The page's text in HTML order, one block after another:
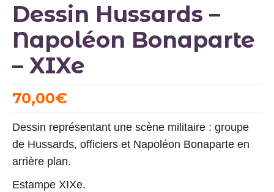
Dessin Hussards –
Napoléon Bonaparte
– XIXe
70,00€
Dessin représentant une scène militaire : groupe
de Hussards, officiers et Napoléon Bonaparte en
arrière plan.
Estampe XIXe.